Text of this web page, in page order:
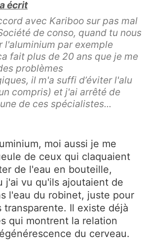
écrit
avec Kariboo sur pas mal
de conso, quand tu nous
l'aluminium par exemple
fait plus de 20 ans que je me
problèmes
il m'a suffi d’éviter l'alu
compris) et j'ai arrêté de
de ces spécialistes...
moi aussi je me
de ceux qui claquaient
de l'eau en bouteille,
j'ai vu qu'ils ajoutaient de
l'eau du robinet, juste pour
transparente. Il existe déjà
qui montrent la relation
du cerveau.